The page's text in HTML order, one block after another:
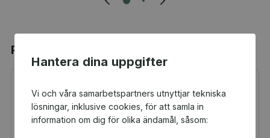
Hantera dina uppgifter
Vi och våra samarbetspartners utnyttjar tekniska
lösningar, inklusive cookies, för att samla in
information om dig för olika ändamål, såsom:
Populära produkter